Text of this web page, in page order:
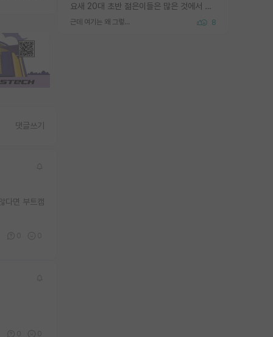
요새 20대 초반 젊은이들은 많은 것에서 가성비를 따지더라고요. 내가 이 정도 인풋을 넣었을 때 그만큼 아웃풋이 나올 것인가? 사실 아웃풋이 인풋 대비 리니어하게 나오지 않는 영역을 시도하기 싫어한다는 느낌입니다.
근데 여기는 왜 그렇게 SPK를 물어보는거임? 8
댓글쓰기
다면 부트캠